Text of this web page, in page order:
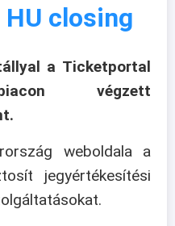
closing
a Ticketportal
végzett
weboldala a
jegyértékesítési